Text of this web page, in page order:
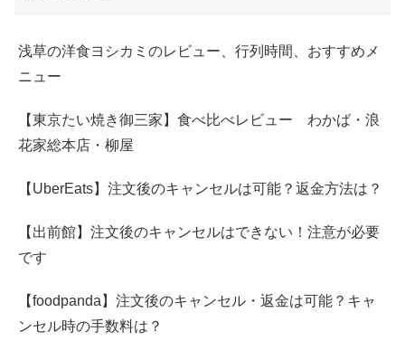
浅草の洋食ヨシカミのレビュー、行列時間、おすすめメ
ニュー
【東京たい焼き御三家】食べ比べレビュー わかば・浪
花家総本店・柳屋
【UberEats】注文後のキャンセルは可能？返金方法は？
【出前館】注文後のキャンセルはできない！注意が必要
です
【foodpanda】注文後のキャンセル・返金は可能？キャ
ンセル時の手数料は？